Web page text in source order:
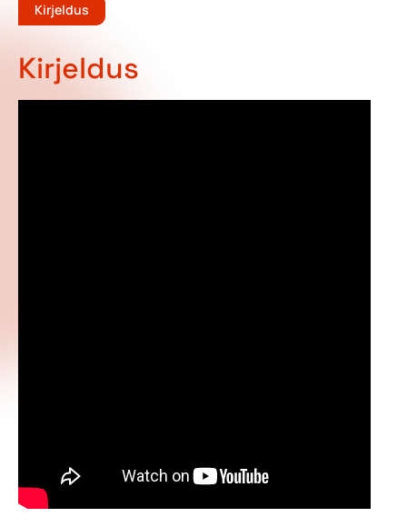
Kirjeldus
Kirjeldus